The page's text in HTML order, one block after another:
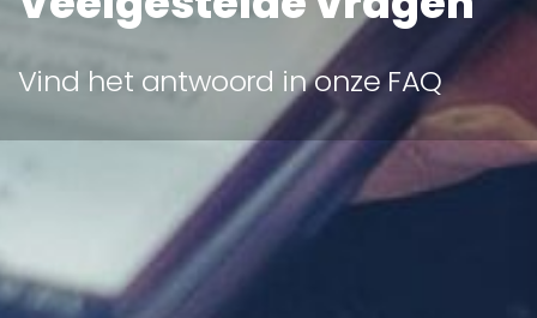
Vind het antwoord in onze FAQ